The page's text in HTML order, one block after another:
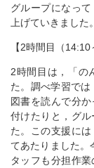
グループになっ
上げていきました。
【2時間目（14:10
2時間目は，「の
た。調べ学習で
図書を読んで分
付けたりと，グ
た。この支援に
てあたりました。
タッフも分担作